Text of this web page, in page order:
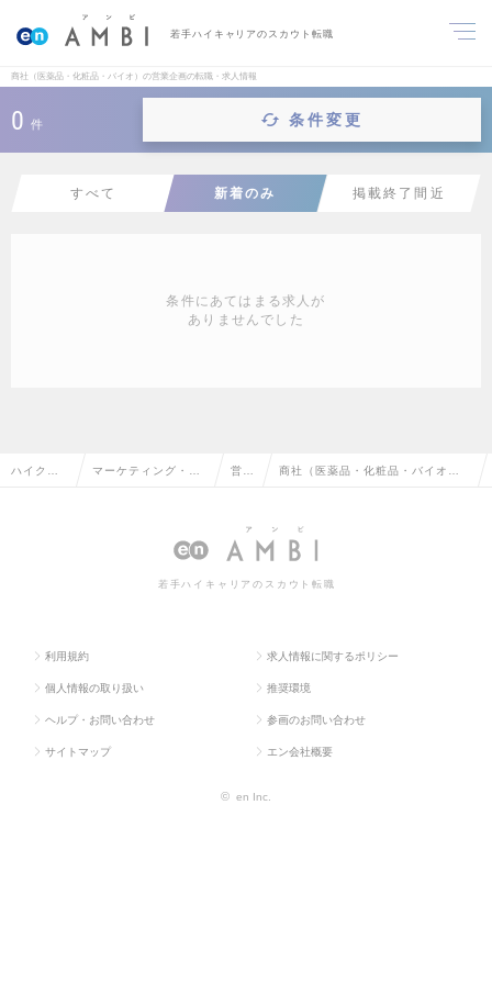
若手ハイキャリアのスカウト転職
商社（医薬品・化粧品・バイオ）の営業企画の転職・求人情報
0 件 条件変更
すべて 新着のみ 掲載終了間近
条件にあてはまる求人が
ありませんでした
ハイクラ マーケティング・販 営業 商社（医薬品・化粧品・バイオ）
若手ハイキャリアのスカウト転職
利用規約 求人情報に関するポリシー
個人情報の取り扱い 推奨環境
ヘルプ・お問い合わせ 参画のお問い合わせ
サイトマップ エン会社概要
© en Inc.